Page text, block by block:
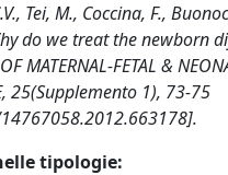
Tei, M., Coccina, F.,
do we treat the newborn
MATERNAL-FETAL &
25(Supplemento 1), 73-75
tipologie: